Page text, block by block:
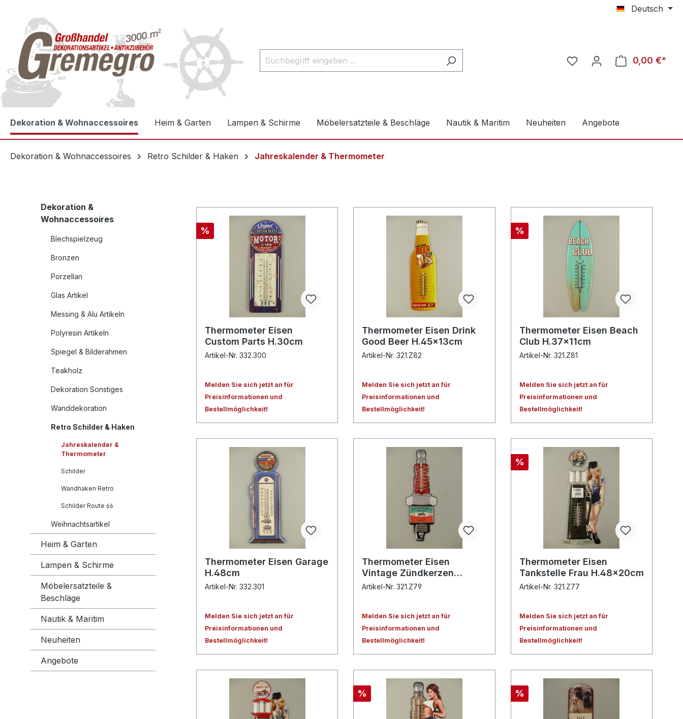
Deutsch
0,00 €*
Dekoration & Wohnaccessoires Heim & Garten Lampen & Schirme Möbelersatzteile & Beschläge Nautik & Maritim Neuheiten Angebote
Dekoration & Wohnaccessoires Retro Schilder & Haken Jahreskalender & Thermometer
Dekoration &
Wohnaccessoires
Blechspielzeug
Bronzen
Porzellan
Glas Artikel
Messing & Alu Artikeln
Polyresin Artikeln
Spiegel & Bilderahmen
Teakholz
Dekoration Sonstiges
Wanddekoration
Retro Schilder & Haken
Jahreskalender &
Thermometer
Schilder
Wandhaken Retro
Schilder Route 66
Weihnachtsartikel
Heim & Garten
Lampen & Schirme
Möbelersatzteile &
Beschläge
Nautik & Maritim
Neuheiten
Angebote
%
Thermometer Eisen
Custom Parts H.30cm
Artikel-Nr. 332.300
Melden Sie sich jetzt an für
Preisinformationen und
Bestellmöglichkeit!
Thermometer Eisen Drink
Good Beer H.45x13cm
Artikel-Nr. 321.Z82
Melden Sie sich jetzt an für
Preisinformationen und
Bestellmöglichkeit!
%
Thermometer Eisen Beach
Club H.37x11cm
Artikel-Nr. 321.Z81
Melden Sie sich jetzt an für
Preisinformationen und
Bestellmöglichkeit!
Thermometer Eisen Garage
H.48cm
Artikel-Nr. 332.301
Melden Sie sich jetzt an für
Preisinformationen und
Bestellmöglichkeit!
Thermometer Eisen
Vintage Zündkerzen
H.38x13cm
Artikel-Nr. 321.Z79
Melden Sie sich jetzt an für
Preisinformationen und
Bestellmöglichkeit!
%
Thermometer Eisen
Tankstelle Frau H.48x20cm
Artikel-Nr. 321.Z77
Melden Sie sich jetzt an für
Preisinformationen und
Bestellmöglichkeit!
% %